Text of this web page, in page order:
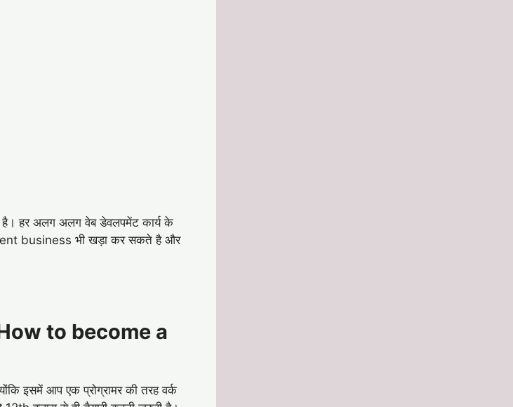
हर अलग अलग वेब डेवलपमेंट कार्य के
business भी खड़ा कर सकते है और
to become a
इसमें आप एक प्रोग्रामर की तरह वर्क